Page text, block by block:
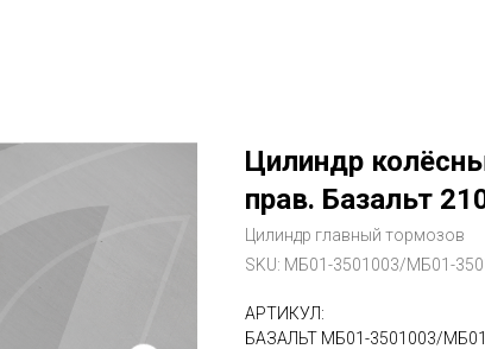
Цилиндр
прав. Базальт
Цилиндр главный тормозов
SKU: МБ01-3501003/МБ01-
АРТИКУЛ:
БАЗАЛЬТ МБ01-3501003/